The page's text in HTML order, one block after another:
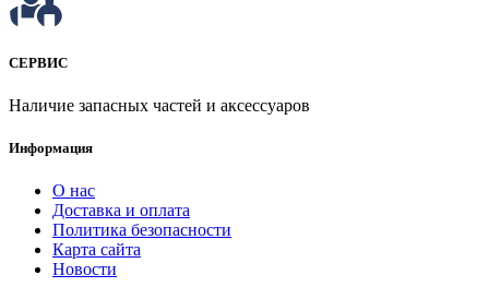
СЕРВИС
Наличие запасных частей и аксессуаров
Информация
О нас
Доставка и оплата
Политика безопасности
Карта сайта
Новости